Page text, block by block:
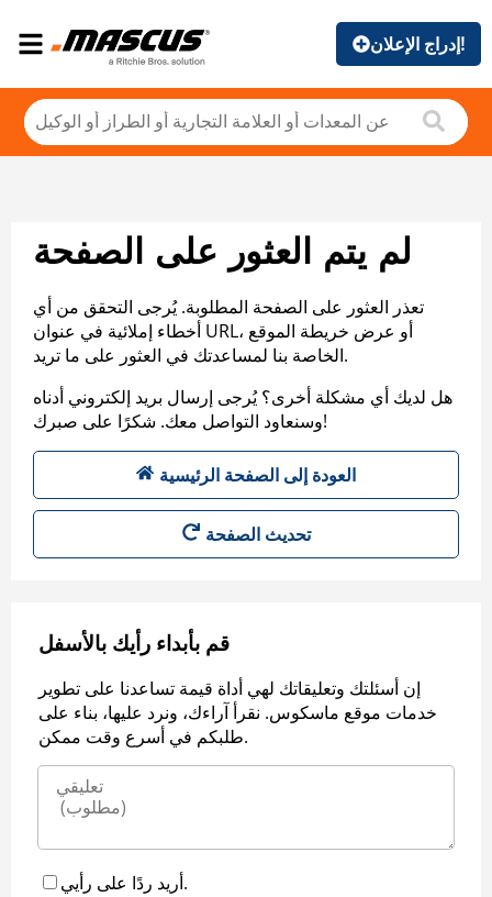
إدراج الإعلان!
لم يتم العثور على الصفحة
تعذر العثور على الصفحة المطلوبة. يُرجى التحقق من أي
أخطاء إملائية في عنوان URL، أو عرض خريطة الموقع
الخاصة بنا لمساعدتك في العثور على ما تريد.
هل لديك أي مشكلة أخرى؟ يُرجى إرسال بريد إلكتروني أدناه
وسنعاود التواصل معك. شكرًا على صبرك!
العودة إلى الصفحة الرئيسية
تحديث الصفحة
قم بأبداء رأيك بالأسفل
إن أسئلتك وتعليقاتك لهي أداة قيمة تساعدنا على تطوير
خدمات موقع ماسكوس. نقرأ آراءك، ونرد عليها، بناء على
طلبكم في أسرع وقت ممكن.
أريد ردًا على رأيي.